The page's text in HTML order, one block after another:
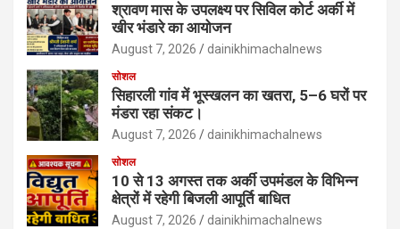
श्रावण मास के उपलक्ष्य पर सिविल कोर्ट अर्की में
खीर भंडारे का आयोजन
August 7, 2026 dainikhimachalnews
सोशल
सिहारली गांव में भूस्खलन का खतरा, 5–6 घरों पर
मंडरा रहा संकट।
August 7, 2026 dainikhimachalnews
सोशल
10 से 13 अगस्त तक अर्की उपमंडल के विभिन्न
क्षेत्रों में रहेगी बिजली आपूर्ति बाधित
August 7, 2026 dainikhimachalnews